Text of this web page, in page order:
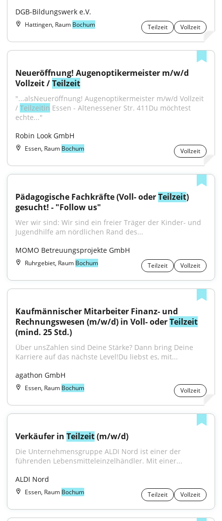
DGB-Bildungswerk e.V.
Hattingen, Raum Bochum Teilzeit Vollzeit
Neueröffnung! Augenoptikermeister m/w/d
Vollzeit / Teilzeit
"...alsNeueröffnung! Augenoptikermeister m/w/d Vollzeit
/ Teilzeitin Essen - Altenessener Str. 411Du möchtest
echte..."
Robin Look GmbH
Essen, Raum Bochum Vollzeit
Pädagogische Fachkräfte (Voll- oder Teilzeit)
gesucht! - "Follow us"
Wer wir sind: Wir sind ein freier Träger der Kinder- und
Jugendhilfe am nördlichen Rand des...
MOMO Betreuungsprojekte GmbH
Ruhrgebiet, Raum Bochum Teilzeit Vollzeit
Kaufmännischer Mitarbeiter Finanz- und
Rechnungswesen (m/w/d) in Voll- oder Teilzeit
(mind. 25 Std.)
Über unsZahlen sind Deine Stärke? Dann bring Deine
Karriere auf das nächste Level!Du liebst es, mit...
agathon GmbH
Essen, Raum Bochum Vollzeit
Verkäufer in Teilzeit (m/w/d)
Die Unternehmensgruppe ALDI Nord ist einer der
führenden Lebensmitteleinzelhändler. Mit einer...
ALDI Nord
Essen, Raum Bochum Teilzeit Vollzeit